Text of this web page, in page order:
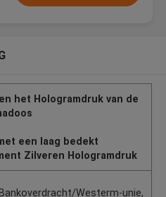
het Hologramdruk van de
een laag bedekt
Zilveren Hologramdruk
Westerm-unie,